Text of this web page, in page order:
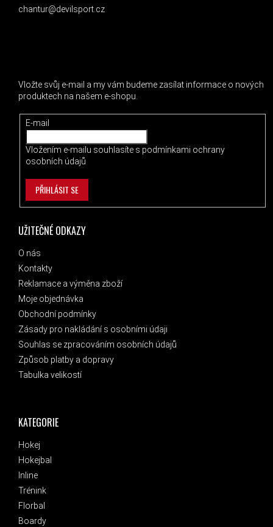
KATEGORIE
Hokej
Hokejbal
Inline
Trénink
Florbal
Boardy
UŽITEČNÉ ODKAZY
O nás
Kontakty
Reklamace a výměna zboží
Moje objednávka
Obchodní podmínky
Zásady pro nakládání s osobními údaji
Souhlas se zpracováním osobních údajů
Způsob platby a dopravy
Tabulka velikostí
chantur@devilsport.cz
Vložte svůj e-mail a my vám budeme zasílat informace o nových
produktech na našem e-shopu.
E-mail
Vložením e-mailu souhlasíte s podmínkami ochrany
osobních údajů
PŘIHLÁSIT SE